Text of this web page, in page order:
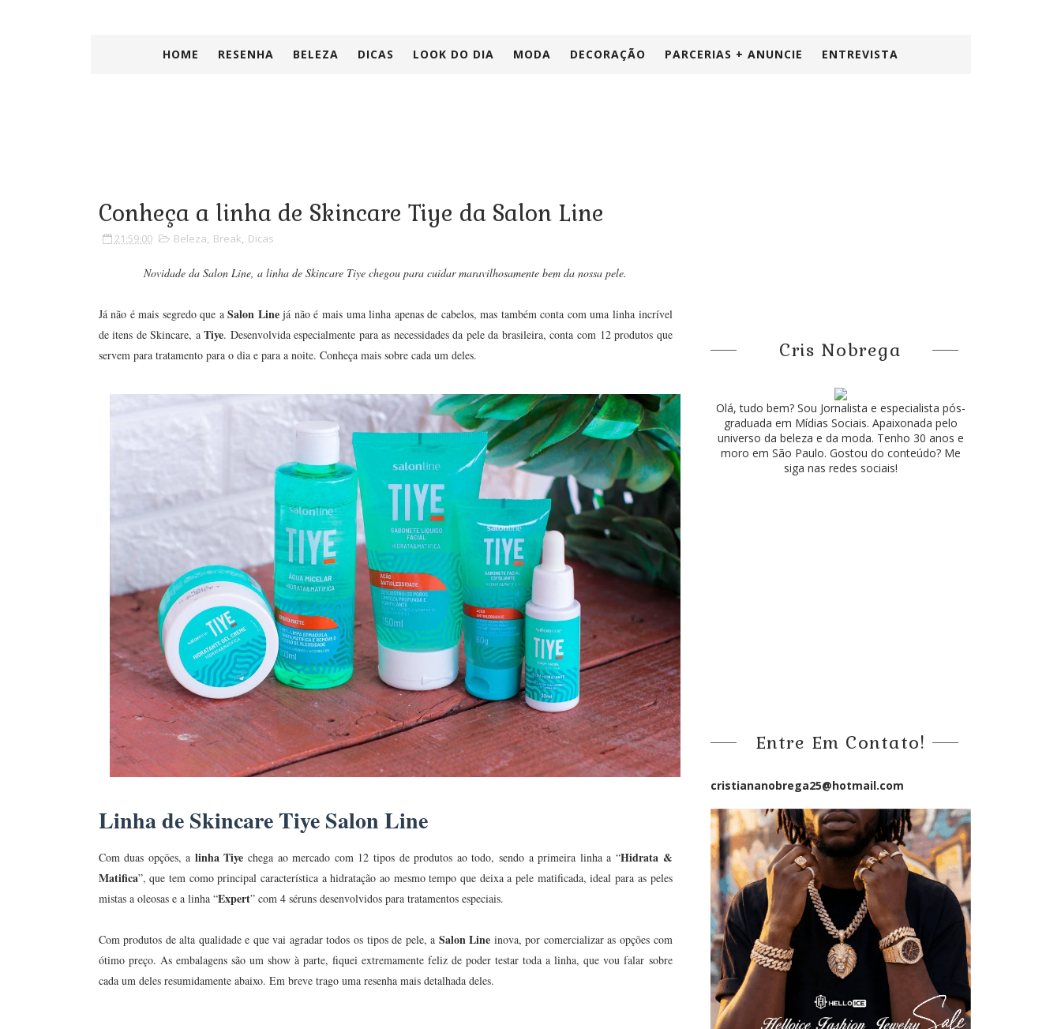
HOME RESENHA BELEZA DICAS LOOK DO DIA MODA DECORAÇÃO PARCERIAS + ANUNCIE ENTREVISTA
Conheça a linha de Skincare Tiye da Salon Line
21:59:00 Beleza, Break, Dicas
Novidade da Salon Line, a linha de Skincare Tiye chegou para cuidar maravilhosamente bem da nossa pele.
Já não é mais segredo que aSalon Linejá não é mais uma linha apenas de cabelos, mas também conta com uma linha incrível
de itens de Skincare, aTiye. Desenvolvida especialmente para as necessidades da pele da brasileira, conta com 12 produtos que
servem para tratamento para o dia e para a noite. Conheça mais sobre cada um deles.
Linha de Skincare Tiye Salon Line
Com duas opções, a linha Tiyechega ao mercado com 12 tipos de produtos ao todo, sendo a primeira linha a “Hidrata &
Matifica”, que tem como principal característica a hidratação ao mesmo tempo que deixa a pele matificada, ideal para as peles
mistas a oleosas e a linha “Expert” com 4 séruns desenvolvidos para tratamentos especiais.
Com produtos de alta qualidade e que vai agradar todos os tipos de pele, a Salon Line inova, por comercializar as opções com
ótimo preço. As embalagens são um show à parte, fiquei extremamente feliz de poder testar toda a linha, que vou falar sobre
cada um deles resumidamente abaixo. Em breve trago uma resenha mais detalhada deles.
Cris Nobrega
Olá, tudo bem? Sou Jornalista e especialista pós-
graduada em Mídias Sociais. Apaixonada pelo
universo da beleza e da moda. Tenho 30 anos e
moro em São Paulo. Gostou do conteúdo? Me
siga nas redes sociais!
Entre Em Contato!
cristiananobrega25@hotmail.com